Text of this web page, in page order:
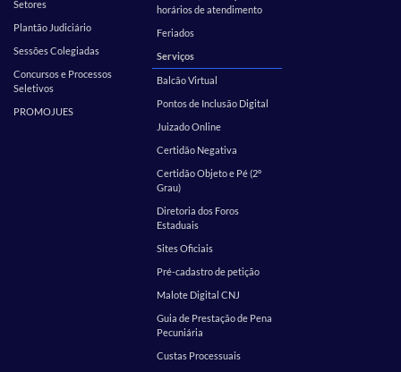
Setores
Plantão Judiciário
Sessões Colegiadas
Concursos e Processos
Seletivos
PROMOJUES
horários de atendimento
Feriados
Serviços
Balcão Virtual
Pontos de Inclusão Digital
Juizado Online
Certidão Negativa
Certidão Objeto e Pé (2º
Grau)
Diretoria dos Foros
Estaduais
Sites Oficiais
Pré-cadastro de petição
Malote Digital CNJ
Guia de Prestação de Pena
Pecuniária
Custas Processuais